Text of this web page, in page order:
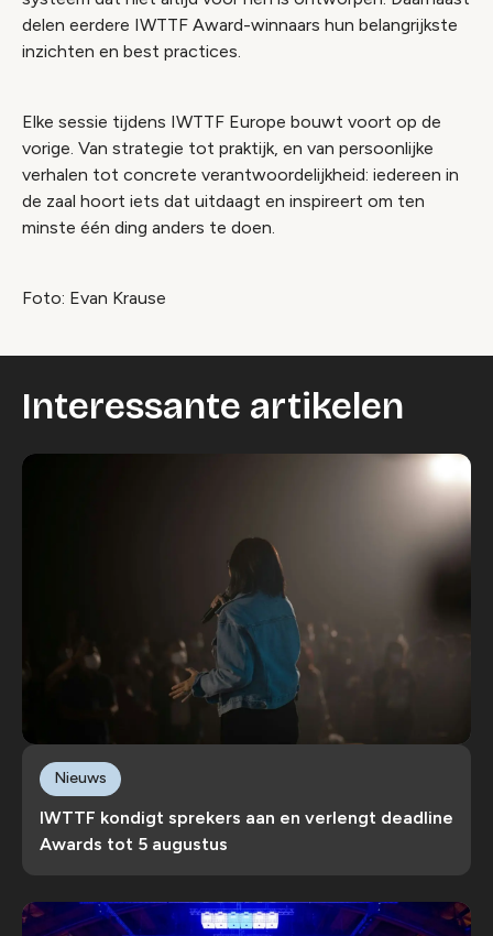
delen eerdere IWTTF Award-winnaars hun belangrijkste
inzichten en best practices.
Elke sessie tijdens IWTTF Europe bouwt voort op de
vorige. Van strategie tot praktijk, en van persoonlijke
verhalen tot concrete verantwoordelijkheid: iedereen in
de zaal hoort iets dat uitdaagt en inspireert om ten
minste één ding anders te doen.
Foto: Evan Krause
Interessante artikelen
IWTTF kondigt sprekers aan en verlengt deadline
Awards tot 5 augustus
Nieuws